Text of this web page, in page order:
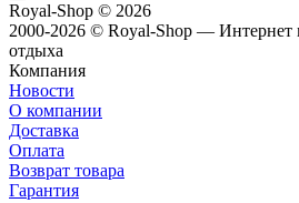
Royal-Shop © 2026
2000-2026 © Royal-Shop — Интернет
отдыха
Компания
Новости
О компании
Доставка
Оплата
Возврат товара
Гарантия